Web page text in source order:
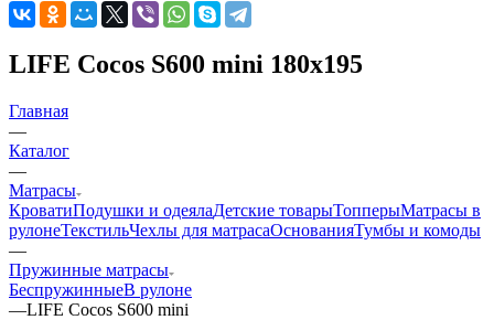
LIFE Cocos S600 mini 180x195
Главная
—
Каталог
—
Матрасы
КроватиПодушки и одеялаДетские товарыТопперыМатрасы в
рулонеТекстильЧехлы для матрасаОснованияТумбы и комоды
—
Пружинные матрасы
БеспружинныеВ рулоне
—LIFE Cocos S600 mini